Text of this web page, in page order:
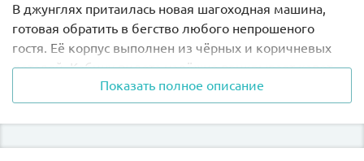
В джунглях притаилась новая шагоходная машина,
готовая обратить в бегство любого непрошеного
гостя. Её корпус выполнен из чёрных и коричневых
деталей. Кабину пилота надёжно прикрывает капот,
напоминающий паучью голову с четырьмя красными
глазами и подвижными ядовитыми клыками.
Показать полное описание